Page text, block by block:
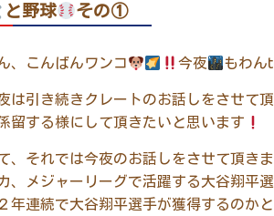
と野球 その①
、こんばんワンコ 今夜 もわん
は引き続きクレートのお話しをさせて
留する様にして頂きたいと思います
、それでは今夜のお話しをさせて頂き
、メジャーリーグで活躍する大谷翔平
年連続で大谷翔平選手が獲得するのか